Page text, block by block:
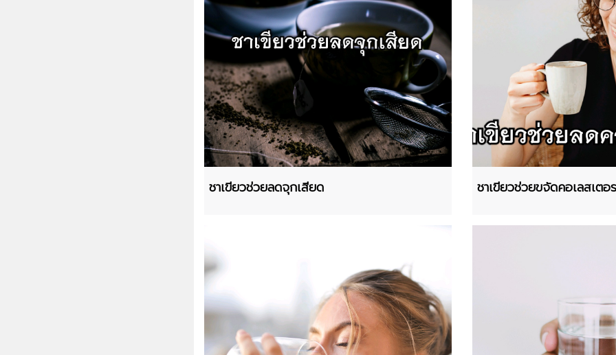
ชาเขียวช่วยลดจุกเสียด ชาเขียวช่วยขจัดคอเลสเตอ